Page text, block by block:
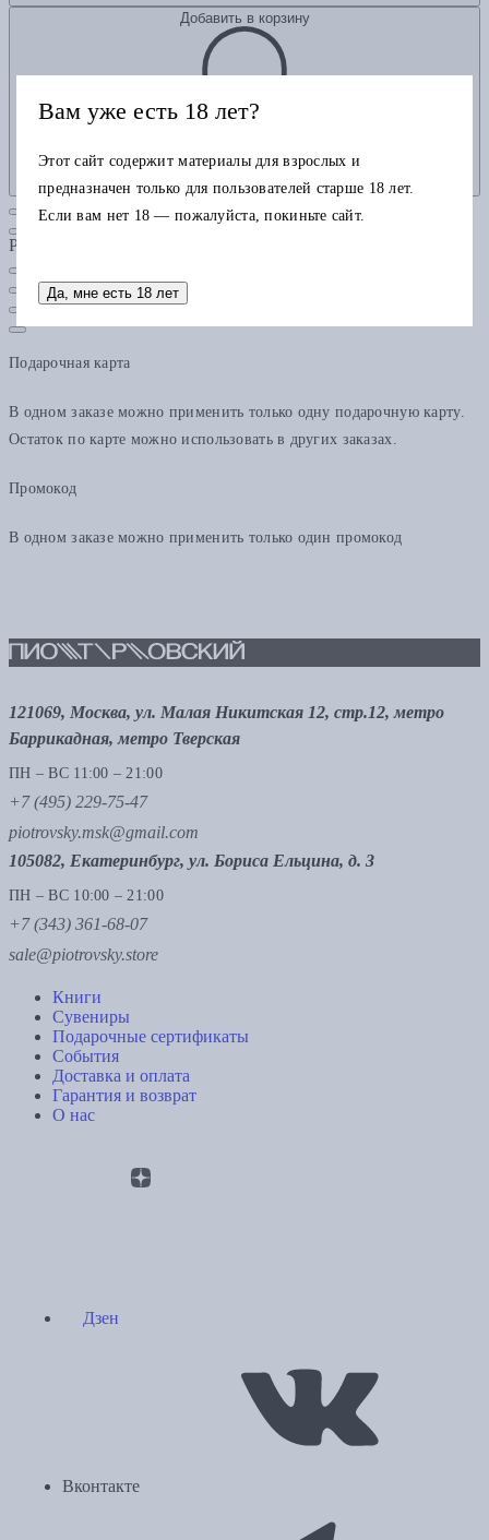
Добавить в корзину
Рубрики
Подарочная карта
В одном заказе можно применить только одну подарочную карту.
Остаток по карте можно использовать в других заказах.
Промокод
В одном заказе можно применить только один промокод
121069, Москва, ул. Малая Никитская 12, стр.12, метро
Баррикадная, метро Тверская
ПН – ВС 11:00 – 21:00
+7 (495) 229-75-47
piotrovsky.msk@gmail.com
105082, Екатеринбург, ул. Бориса Ельцина, д. 3
ПН – ВС 10:00 – 21:00
+7 (343) 361-68-07
sale@piotrovsky.store
Книги
Сувениры
Подарочные сертификаты
События
Доставка и оплата
Гарантия и возврат
О нас
Дзен
Вконтакте
Вам уже есть 18 лет?
Этот сайт содержит материалы для взрослых и
предназначен только для пользователей старше 18 лет.
Если вам нет 18 — пожалуйста, покиньте сайт.
Да, мне есть 18 лет